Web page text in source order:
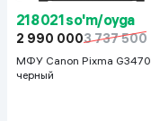
218 021 so'm/oyga
2 990 0003 737 500
МФУ Canon Pixma G3470,
черный